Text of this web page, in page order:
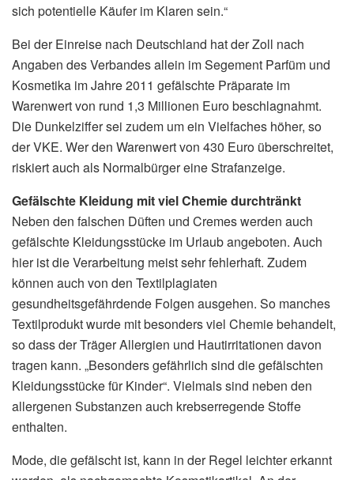
sich potentielle Käufer im Klaren sein.“
Bei der Einreise nach Deutschland hat der Zoll nach
Angaben des Verbandes allein im Segement Parfüm und
Kosmetika im Jahre 2011 gefälschte Präparate im
Warenwert von rund 1,3 Millionen Euro beschlagnahmt.
Die Dunkelziffer sei zudem um ein Vielfaches höher, so
der VKE. Wer den Warenwert von 430 Euro überschreitet,
riskiert auch als Normalbürger eine Strafanzeige.
Gefälschte Kleidung mit viel Chemie durchtränkt
Neben den falschen Düften und Cremes werden auch
gefälschte Kleidungsstücke im Urlaub angeboten. Auch
hier ist die Verarbeitung meist sehr fehlerhaft. Zudem
können auch von den Textilplagiaten
gesundheitsgefährdende Folgen ausgehen. So manches
Textilprodukt wurde mit besonders viel Chemie behandelt,
so dass der Träger Allergien und Hautirritationen davon
tragen kann. „Besonders gefährlich sind die gefälschten
Kleidungsstücke für Kinder“. Vielmals sind neben den
allergenen Substanzen auch krebserregende Stoffe
enthalten.
Mode, die gefälscht ist, kann in der Regel leichter erkannt